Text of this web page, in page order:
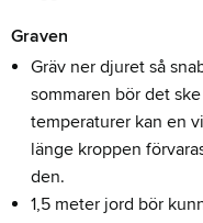
Graven
Gräv ner djuret så
sommaren bör det
temperaturer kan en
länge kroppen
den.
1,5 meter jord bör